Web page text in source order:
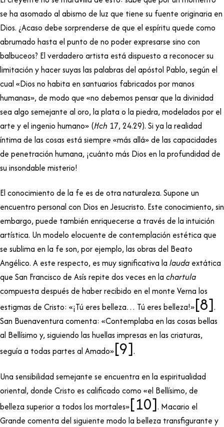
se ha asomado al abismo de luz que tiene su fuente originaria en
Dios. ¿Acaso debe sorprenderse de que el espíritu quede como
abrumado hasta el punto de no poder expresarse sino con
balbuceos? El verdadero artista está dispuesto a reconocer su
limitación y hacer suyas las palabras del apóstol Pablo, según el
cual «Dios no habita en santuarios fabricados por manos
humanas», de modo que «no debemos pensar que la divinidad
sea algo semejante al oro, la plata o la piedra, modelados por el
arte y el ingenio humano» (Hch 17, 24.29). Si ya la realidad
íntima de las cosas está siempre «más allá» de las capacidades
de penetración humana, ¡cuánto más Dios en la profundidad de
su insondable misterio!
El conocimiento de la fe es de otra naturaleza. Supone un
encuentro personal con Dios en Jesucristo. Este conocimiento, sin
embargo, puede también enriquecerse a través de la intuición
artística. Un modelo elocuente de contemplación estética que
se sublima en la fe son, por ejemplo, las obras del Beato
Angélico. A este respecto, es muy significativa la lauda extática
que San Francisco de Asís repite dos veces en la chartula
compuesta después de haber recibido en el monte Verna los
estigmas de Cristo: «¡Tú eres belleza… Tú eres belleza!»[8].
San Buenaventura comenta: «Contemplaba en las cosas bellas
al Bellísimo y, siguiendo las huellas impresas en las criaturas,
seguía a todas partes al Amado»[9].
Una sensibilidad semejante se encuentra en la espiritualidad
oriental, donde Cristo es calificado como «el Bellísimo, de
belleza superior a todos los mortales»[10]. Macario el
Grande comenta del siguiente modo la belleza transfigurante y